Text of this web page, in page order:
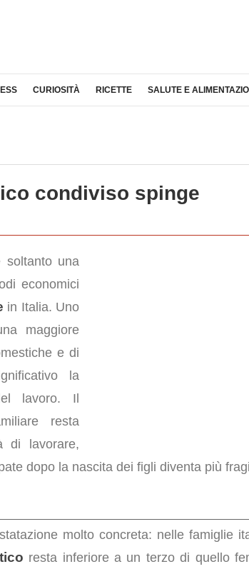
CURIOSITÀ RICETTE SALUTE E
condiviso spinge
soltanto una
economici
in Italia. Uno
maggiore
e di
la
lavoro. Il
resta
di lavorare,
dopo la nascita dei figli diventa più
molto concreta: nelle famiglie
resta inferiore a un terzo di quello